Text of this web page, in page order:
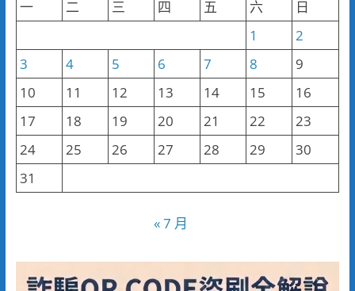
一
二 三 四 五 六
日
1
2
3
4 5 6 7 8
9
10
11 12 13 14 15
16
17
18 19 20 21 22
23
24
25 26 27 28 29
30
31
« 7 月